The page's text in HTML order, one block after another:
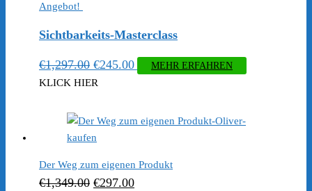
Angebot!
Sichtbarkeits-Masterclass
€1,297.00 Ursprünglicher
Preis
€1,297.00
€245.00Aktueller
€245.00.
MEHR ERFAHREN
KLICK HIER
Der Weg zum eigenen Produkt
€1,349.00 Ursprünglicher
€297.00Aktueller